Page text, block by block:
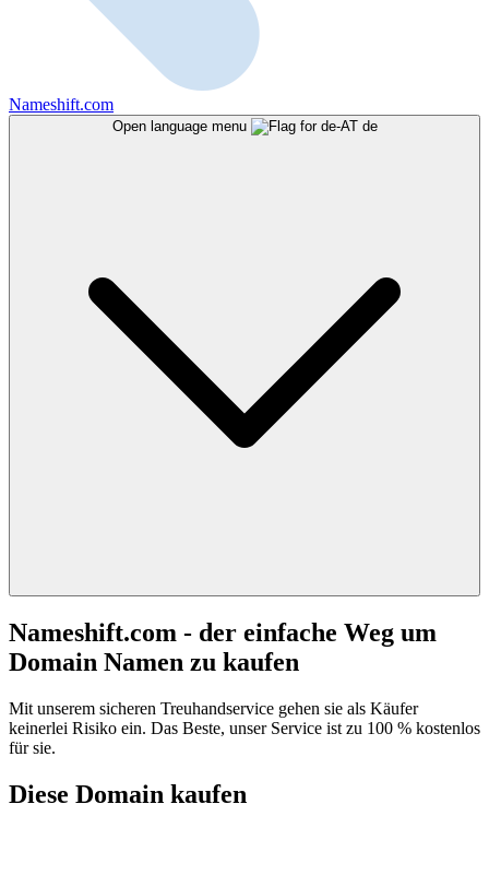
Nameshift.com
Open language menu de
Nameshift.com - der einfache Weg um
Domain Namen zu kaufen
Mit unserem sicheren Treuhandservice gehen sie als Käufer
keinerlei Risiko ein. Das Beste, unser Service ist zu 100 % kostenlos
für sie.
Diese Domain kaufen